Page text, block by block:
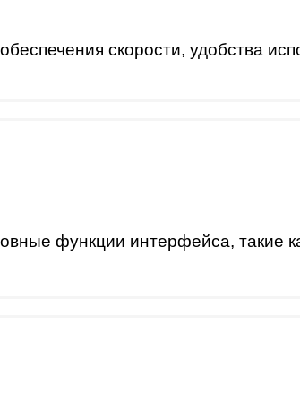
скорости, удобства
функции интерфейса, такие